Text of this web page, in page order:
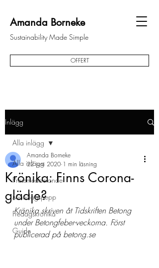
Amanda Borneke
Sustainability Made Simple
OFFERT
Inlägg
Alla inlägg
Pressmeddelande
Måndagspepp
Fredagskrönika
Guide
Alla inlägg
Krönika: Finns Corona-
glädje?
Amanda Borneke
22 juni 2020 1 min läsning
Krönika skriven åt Tidskriften Betong
under Betongfeber-veckorna. Först
publicerad på betong.se